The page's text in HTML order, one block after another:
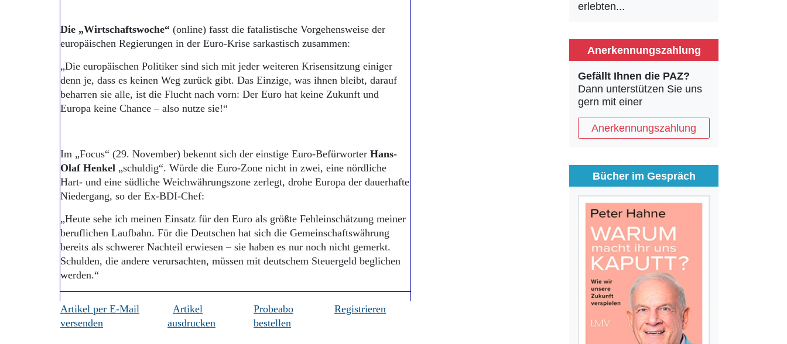
Die „Wirtschaftswoche“ (on­line) fasst die fatalistische Vorgehensweise der
europäischen Regierungen in der Euro-Krise sarkastisch zusammen:
„Die europäischen Politiker sind sich mit jeder weiteren Krisensitzung einiger
denn je, dass es keinen Weg zurück gibt. Das Einzige, was ihnen bleibt, darauf
beharren sie alle, ist die Flucht nach vorn: Der Euro hat keine Zukunft und
Europa keine Chance – also nutze sie!“
Im „Focus“ (29. November) bekennt sich der einstige Euro-Befürworter Hans-
Olaf Henkel „schuldig“. Würde die Euro-Zone nicht in zwei, eine nördliche
Hart- und eine südliche Weichwährungszone zerlegt, drohe Europa der dauerhafte
Niedergang, so der Ex-BDI-Chef:
„Heute sehe ich meinen Einsatz für den Euro als größte Fehleinschätzung meiner
beruflichen Laufbahn. Für die Deutschen hat sich die Gemeinschaftswährung
bereits als schwerer Nachteil erwiesen – sie haben es nur noch nicht gemerkt.
Schulden, die andere verursachten, müssen mit deutschem Steuergeld beglichen
werden.“
Artikel per E-Mail
versenden
Artikel
ausdrucken
Probeabo
bestellen
Registrieren
erlebten...
Anerkennungszahlung
Gefällt Ihnen die PAZ?
Dann unterstützen Sie uns
gern mit einer
Anerkennungszahlung
Bücher im Gespräch